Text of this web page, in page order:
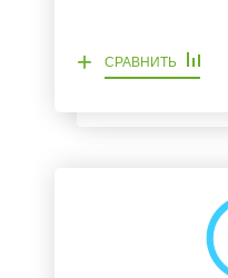
+ СРАВНИТЬ